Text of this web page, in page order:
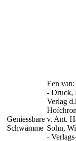
Geniessbare
Schwämme
Een van:
- Druck,
Verlag
v. Ant.
Sohn,
-